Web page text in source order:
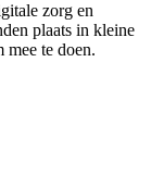
zorg en
plaats in kleine
mee te doen.